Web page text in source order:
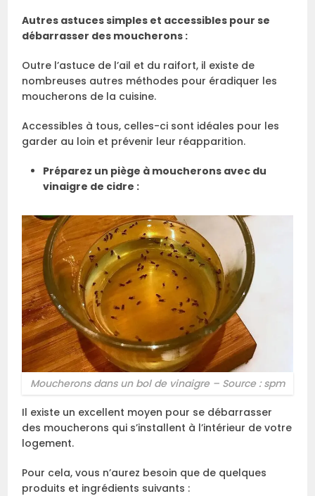
Autres astuces simples et accessibles pour se
débarrasser des moucherons :
Outre l’astuce de l’ail et du raifort, il existe de
nombreuses autres méthodes pour éradiquer les
moucherons de la cuisine.
Accessibles à tous, celles-ci sont idéales pour les
garder au loin et prévenir leur réapparition.
Préparez un piège à moucherons avec du
vinaigre de cidre :
Moucherons dans un bol de vinaigre – Source : spm
Il existe un excellent moyen pour se débarrasser
des moucherons qui s’installent à l’intérieur de votre
logement.
Pour cela, vous n’aurez besoin que de quelques
produits et ingrédients suivants :